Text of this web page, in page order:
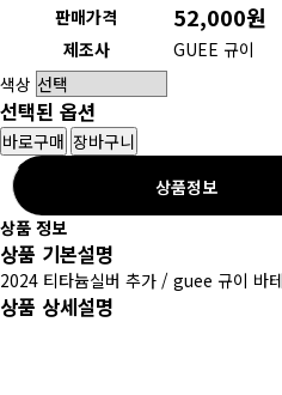
판매가격
52,000원
제조사
GUEE 규이
색상
선택된 옵션
바로구매 장바구니
상품정보
상품 정보
상품 기본설명
2024 티타늄실버 추가 / guee 규이 바
상품 상세설명